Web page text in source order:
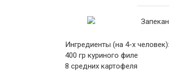
Ингредиенты (на 4-х человек):
400 гр куриного филе
8 средних картофеля